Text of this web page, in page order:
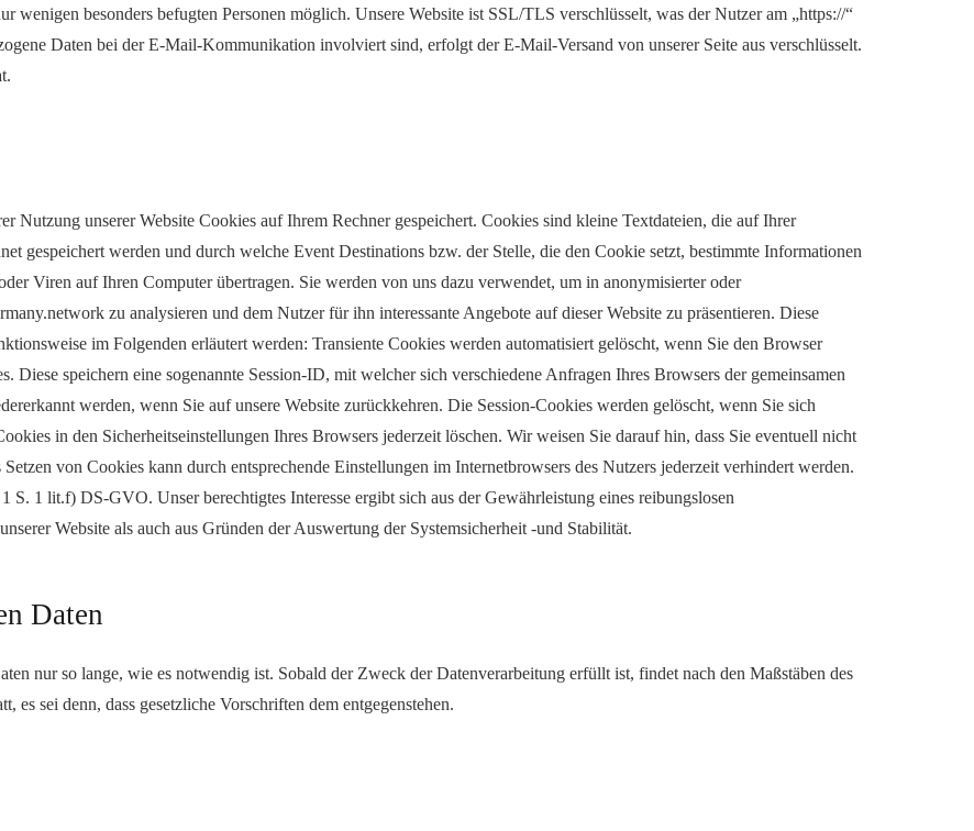
wenigen besonders befugten Personen möglich. Unsere Website ist SSL/TLS verschlüsselt, was der Nutzer am „https://“
Daten bei der E-Mail-Kommunikation involviert sind, erfolgt der E-Mail-Versand von unserer Seite aus verschlüsselt.
Nutzung unserer Website Cookies auf Ihrem Rechner gespeichert. Cookies sind kleine Textdateien, die auf Ihrer
gespeichert werden und durch welche Event Destinations bzw. der Stelle, die den Cookie setzt, bestimmte Informationen
Viren auf Ihren Computer übertragen. Sie werden von uns dazu verwendet, um in anonymisierter oder
zu analysieren und dem Nutzer für ihn interessante Angebote auf dieser Website zu präsentieren. Diese
im Folgenden erläutert werden: Transiente Cookies werden automatisiert gelöscht, wenn Sie den Browser
Diese speichern eine sogenannte Session-ID, mit welcher sich verschiedene Anfragen Ihres Browsers der gemeinsamen
werden, wenn Sie auf unsere Website zurückkehren. Die Session-Cookies werden gelöscht, wenn Sie sich
in den Sicherheitseinstellungen Ihres Browsers jederzeit löschen. Wir weisen Sie darauf hin, dass Sie eventuell nicht
von Cookies kann durch entsprechende Einstellungen im Internetbrowsers des Nutzers jederzeit verhindert werden.
1 lit.f) DS-GVO. Unser berechtigtes Interesse ergibt sich aus der Gewährleistung eines reibungslosen
Website als auch aus Gründen der Auswertung der Systemsicherheit -und Stabilität.
Daten
nur so lange, wie es notwendig ist. Sobald der Zweck der Datenverarbeitung erfüllt ist, findet nach den Maßstäben des
es sei denn, dass gesetzliche Vorschriften dem entgegenstehen.